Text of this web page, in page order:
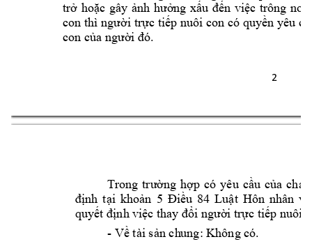
2
trở hoặc gây ảnh hưởng xấu đến việc trông
con thì người trực tiếp nuôi con có quyền yêu
con của người đó.
Trong trường hợp có yêu cầu của cha,
định tại khoản 5 Điều 84 Luật Hôn nhân
quyết định việc thay đổi người trực tiếp nuôi c
- Về tài sản chung: Không có.